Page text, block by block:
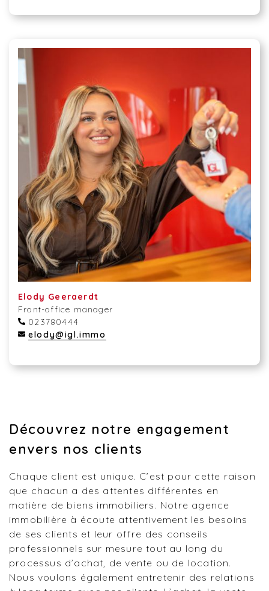
Elody Geeraerdt
Front-office manager
023780444
elody@igl.immo
Découvrez notre engagement
envers nos clients
Chaque client est unique. C’est pour cette raison
que chacun a des attentes différentes en
matière de biens immobiliers. Notre agence
immobilière à écoute attentivement les besoins
de ses clients et leur offre des conseils
professionnels sur mesure tout au long du
processus d’achat, de vente ou de location.
Nous voulons également entretenir des relations